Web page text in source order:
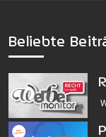
Beliebte